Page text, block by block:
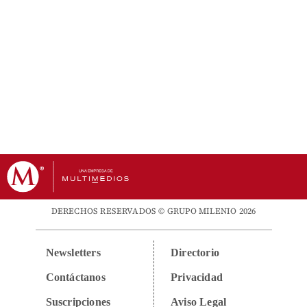
DERECHOS RESERVADOS © GRUPO MILENIO 2026
Newsletters
Contáctanos
Suscripciones
Directorio
Privacidad
Aviso Legal